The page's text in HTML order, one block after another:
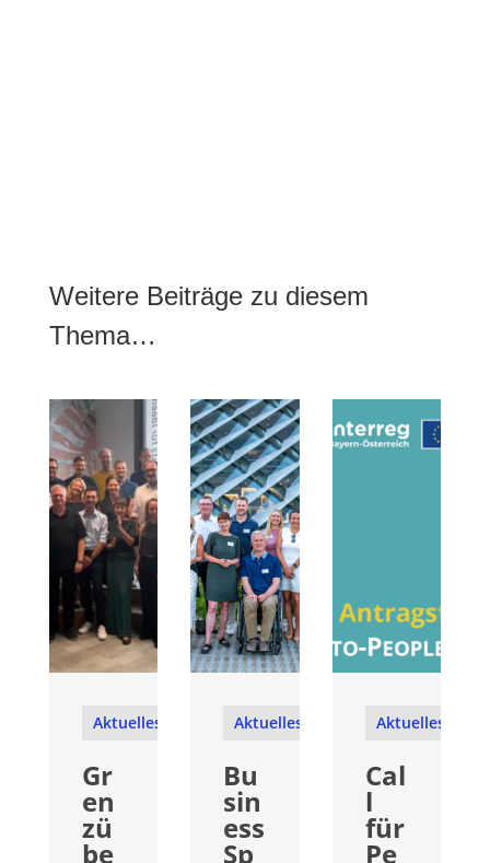
Weitere Beiträge zu diesem
Thema…
Aktuelles
Gr
en
zü
be
Aktuelles
Bu
sin
ess
Sp
Aktuelles
Cal
l
für
Pe